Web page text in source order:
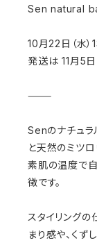
Sen natural
10月22日（水）
発送は 11月5日
⸻
Senのナチュラ
と天然のミツロ
素肌の温度で
徴です。
スタイリングの
まり感や、くず